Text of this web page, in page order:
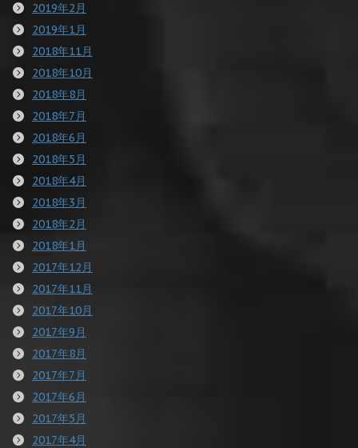
2019年2月
2019年1月
2018年11月
2018年10月
2018年8月
2018年7月
2018年6月
2018年5月
2018年4月
2018年3月
2018年2月
2018年1月
2017年12月
2017年11月
2017年10月
2017年9月
2017年8月
2017年7月
2017年6月
2017年5月
2017年4月